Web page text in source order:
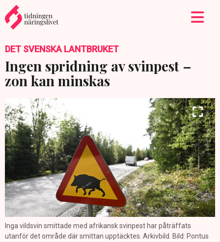
DET SVENSKA LANTBRUKET
Ingen spridning av svinpest –
zon kan minskas
Inga vildsvin smittade med afrikansk svinpest har påträffats
utanför det område där smittan upptäcktes. Arkivbild. Bild: Pontus